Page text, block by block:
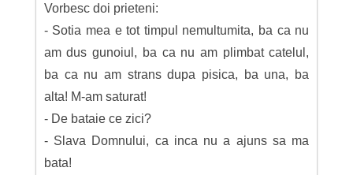
Vorbesc doi prieteni:
- Sotia mea e tot timpul nemultumita, ba ca nu
am dus gunoiul, ba ca nu am plimbat catelul,
ba ca nu am strans dupa pisica, ba una, ba
alta! M-am saturat!
- De bataie ce zici?
- Slava Domnului, ca inca nu a ajuns sa ma
bata!